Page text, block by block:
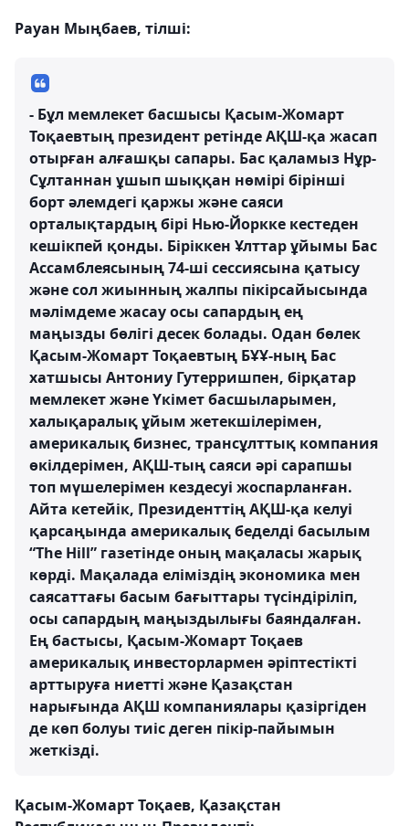
Рауан Мыңбаев, тілші:
- Бұл мемлекет басшысы Қасым-Жомарт
Тоқаевтың президент ретінде АҚШ-қа жасап
отырған алғашқы сапары. Бас қаламыз Нұр-
Сұлтаннан ұшып шыққан нөмірі бірінші
борт әлемдегі қаржы және саяси
орталықтардың бірі Нью-Йоркке кестеден
кешікпей қонды. Біріккен Ұлттар ұйымы Бас
Ассамблеясының 74-ші сессиясына қатысу
және сол жиынның жалпы пікірсайысында
мәлімдеме жасау осы сапардың ең
маңызды бөлігі десек болады. Одан бөлек
Қасым-Жомарт Тоқаевтың БҰҰ-ның Бас
хатшысы Антониу Гутерришпен, бірқатар
мемлекет және Үкімет басшыларымен,
халықаралық ұйым жетекшілерімен,
америкалық бизнес, трансұлттық компания
өкілдерімен, АҚШ-тың саяси әрі сарапшы
топ мүшелерімен кездесуі жоспарланған.
Айта кетейік, Президенттің АҚШ-қа келуі
қарсаңында америкалық беделді басылым
“The Hill” газетінде оның мақаласы жарық
көрді. Мақалада еліміздің экономика мен
саясаттағы басым бағыттары түсіндіріліп,
осы сапардың маңыздылығы баяндалған.
Ең бастысы, Қасым-Жомарт Тоқаев
америкалық инвесторлармен әріптестікті
арттыруға ниетті және Қазақстан
нарығында АҚШ компаниялары қазіргіден
де көп болуы тиіс деген пікір-пайымын
жеткізді.
Қасым-Жомарт Тоқаев, Қазақстан